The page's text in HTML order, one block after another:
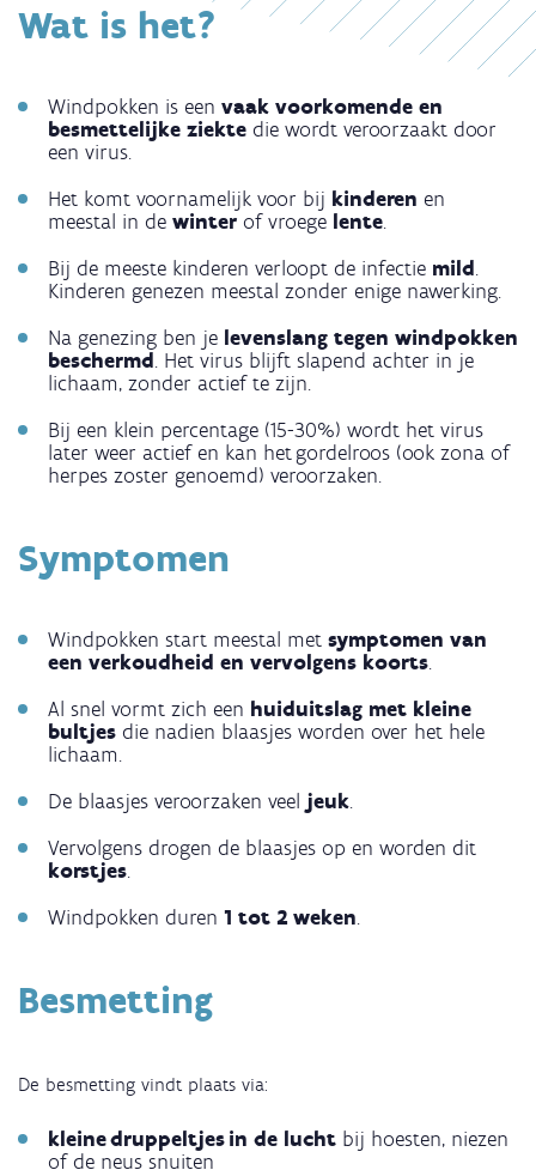
Wat is het?
Windpokken is een vaak voorkomende en
besmettelijke ziekte die wordt veroorzaakt door
een virus.
Het komt voornamelijk voor bij kinderen en
meestal in de winter of vroege lente.
Bij de meeste kinderen verloopt de infectie mild.
Kinderen genezen meestal zonder enige nawerking.
Na genezing ben je levenslang tegen windpokken
beschermd. Het virus blijft slapend achter in je
lichaam, zonder actief te zijn.
Bij een klein percentage (15-30%) wordt het virus
later weer actief en kan het gordelroos (ook zona of
herpes zoster genoemd) veroorzaken.
Symptomen
Windpokken start meestal met symptomen van
een verkoudheid en vervolgens koorts.
Al snel vormt zich een huiduitslag met kleine
bultjes die nadien blaasjes worden over het hele
lichaam.
De blaasjes veroorzaken veel jeuk.
Vervolgens drogen de blaasjes op en worden dit
korstjes.
Windpokken duren 1 tot 2 weken.
Besmetting
De besmetting vindt plaats via:
kleine druppeltjes in de lucht bij hoesten, niezen
of de neus snuiten